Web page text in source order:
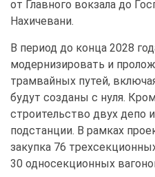
от Главного вокзала до
Нахичевани.
В период до конца 2028
модернизировать и
трамвайных путей,
будут созданы с нуля.
строительство двух депо
подстанции. В рамках
закупка 76
30 односекционных